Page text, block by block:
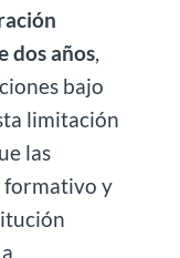
dos años,
bajo
limitación
las
formativo y